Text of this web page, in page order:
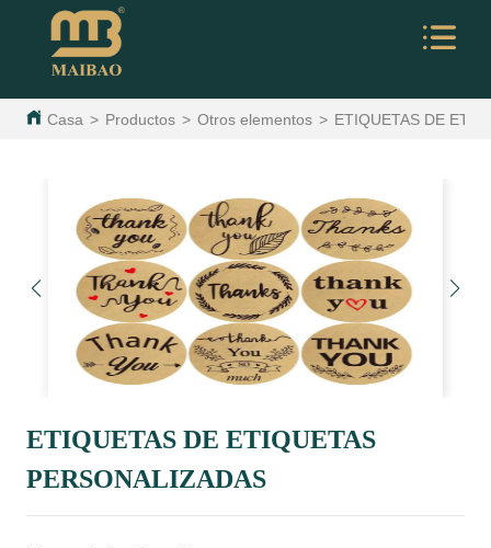
Casa > Productos > Otros elementos > ETIQUETAS DE
ETIQUETAS DE ETIQUETAS
PERSONALIZADAS